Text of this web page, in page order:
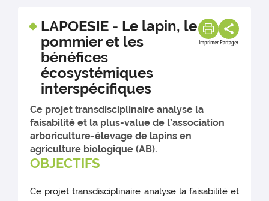
LAPOESIE - Le lapin, le
pommier et les
bénéfices
écosystémiques
interspécifiques
Imprimer Partager
Ce projet transdisciplinaire analyse la
faisabilité et la plus-value de l’association
arboriculture-élevage de lapins en
agriculture biologique (AB).
OBJECTIFS
Ce projet transdisciplinaire analyse la faisabilité et